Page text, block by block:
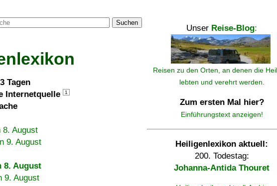
Suchen
Tagen
Internetquelle
1
8. August
9. August
8. August
9. August
Unser Reise-Blog:
Reisen zu den Orten, an denen die
lebten und verehrt werden.
Zum ersten Mal hier?
Einführungstext anzeigen!
Heiligenlexikon aktuell:
200. Todestag:
Johanna-Antida Thouret